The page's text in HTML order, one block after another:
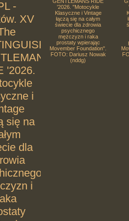
-
XV
'2026.
i
się na
dla
i
'2026. "Motocykle
Klasyczne i Vintage
łączą się na całym
świecie dla zdrowia
psychicznego
mężczyzn i raka
prostaty wpierając
Movember Foundation".
FOTO: Dariusz Nowak
(nddg)